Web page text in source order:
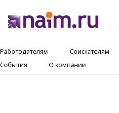
Работодателям Соискателям
События
О компании